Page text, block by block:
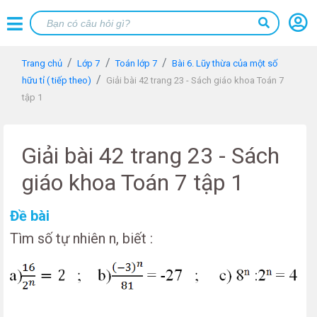
Trang chủ Lớp 7 Toán lớp 7
Bài 6. Lũy thừa của một số
hữu tỉ ( tiếp theo)
Giải bài 42 trang 23 - Sách giáo khoa Toán 7
tập 1
Giải bài 42 trang 23 - Sách
giáo khoa Toán 7 tập 1
Đề bài
Tìm số tự nhiên n, biết :